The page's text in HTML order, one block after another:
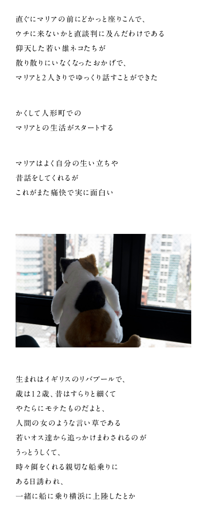
直ぐにマリアの前にどかっと座りこんで、
ウチに来ないかと直談判に及んだわけである
仰天した若い雄ネコたちが
散り散りにいなくなったおかげで、
マリアと2人きりでゆっくり話すことができた
かくして人形町での
マリアとの生活がスタートする
マリアはよく自分の生い立ちや
昔話をしてくれるが
これがまた痛快で実に面白い
生まれはイギリスのリバプールで、
歳は12歳、昔はすらりと細くて
やたらにモテたものだよと、
人間の女のような言い草である
若いオス達から追っかけまわされるのが
うっとうしくて、
時々餌をくれる親切な船乗りに
ある日誘われ、
一緒に船に乗り横浜に上陸したとか